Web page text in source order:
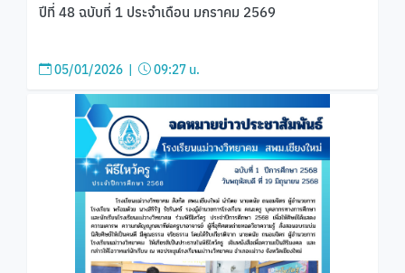
ปีที่ 48 ฉบับที่ 1 ประจำเดือน มกราคม 2569
05/01/2026 | 09:27 น.